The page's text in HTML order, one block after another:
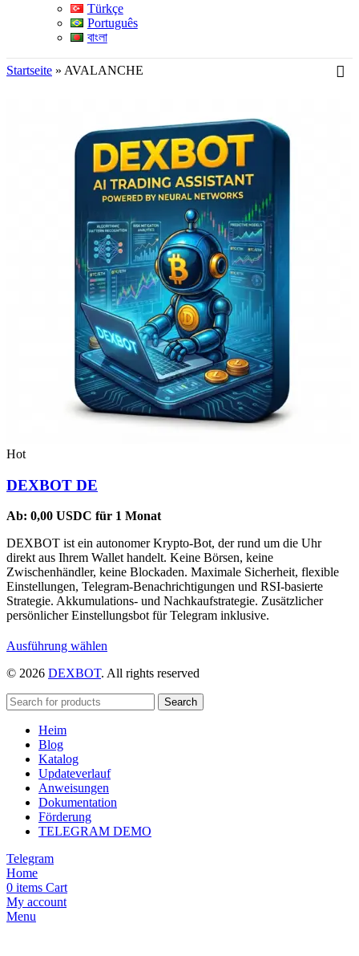
Türkçe
Português
বাংলা
Startseite » AVALANCHE
Hot
DEXBOT DE
Ab: 0,00 USDC für 1 Monat
DEXBOT ist ein autonomer Krypto-Bot, der rund um die Uhr
direkt aus Ihrem Wallet handelt. Keine Börsen, keine
Zwischenhändler, keine Blockaden. Maximale Sicherheit, flexible
Einstellungen, Telegram-Benachrichtigungen und RSI-basierte
Strategie. Akkumulations- und Nachkaufstrategie. Zusätzlicher
persönlicher Einstellungsbot für Telegram inklusive.
Ausführung wählen
weist
auf
der
Produktseite
werden
© 2026 DEXBOT. All rights reserved
Search
Heim
Blog
Katalog
Updateverlauf
Anweisungen
Dokumentation
Förderung
TELEGRAM DEMO
Telegram
Home
0 items Cart
My account
Menu